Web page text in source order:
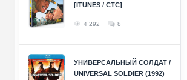
[ITUNES / СТС]
4 292 8
УНИВЕРСАЛЬНЫЙ СОЛДАТ /
UNIVERSAL SOLDIER (1992)